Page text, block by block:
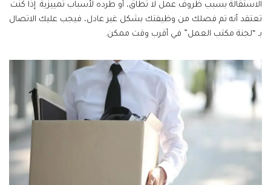
الاستقالة بسبب ظروف عمل لا تطاق، أو طرده لأسباب تمييزية. إذا كنت
تعتقد أنه تم فصلك من وظيفتك بشكل غير عادل، فيجب عليك الاتصال
بـ “لجنة مكتب العمل” في أقرب وقت ممكن.